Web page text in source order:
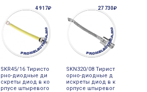
4 917₽
SKR45/16 Тиристо
рно-диодные ди
скреты диод в ко
рпусе штыревого
27 730₽
SKN320/08 Тирист
орно-диодные д
искреты диод в к
орпусе штыревог